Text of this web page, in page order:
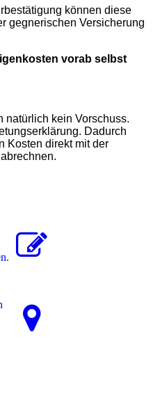
können diese
gegnerischen Versicherung
vorab selbst
natürlich kein Vorschuss.
Dadurch
Kosten direkt mit der